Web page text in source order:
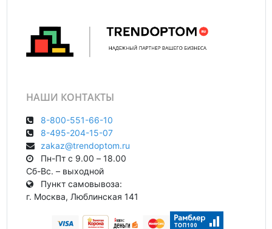
НАШИ КОНТАКТЫ
8-800-551-66-10
8-495-204-15-07
zakaz@trendoptom.ru
Пн-Пт с 9.00 – 18.00
Сб-Вс. – выходной
Пункт самовывоза:
г. Москва, Люблинская 141